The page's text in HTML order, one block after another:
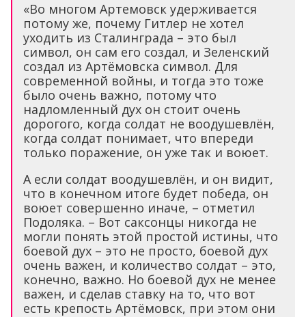
«Во многом Артемовск удерживается
потому же, почему Гитлер не хотел
уходить из Сталинграда – это был
символ, он сам его создал, и Зеленский
создал из Артёмовска символ. Для
современной войны, и тогда это тоже
было очень важно, потому что
надломленный дух он стоит очень
дорогого, когда солдат не воодушевлён,
когда солдат понимает, что впереди
только поражение, он уже так и воюет.
А если солдат воодушевлён, и он видит,
что в конечном итоге будет победа, он
воюет совершенно иначе, – отметил
Подоляка. – Вот саксонцы никогда не
могли понять этой простой истины, что
боевой дух – это не просто, боевой дух
очень важен, и количество солдат – это,
конечно, важно. Но боевой дух не менее
важен, и сделав ставку на то, что вот
есть крепость Артёмовск, при этом они